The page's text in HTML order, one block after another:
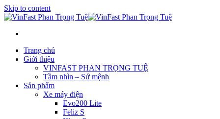
Skip to content
Trang chủ
Giới thiệu
VINFAST PHAN TRỌNG TUỆ
Tầm nhìn – Sứ mệnh
Sản phẩm
Xe máy điện
Evo200 Lite
Feliz S